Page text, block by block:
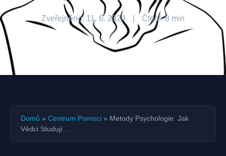
Zveřejněno: 11. 6. 2024 Čtení: 8 min
Domů » Centrum Pomoci » Metody Psychologie: Jak
Vědci Studují…